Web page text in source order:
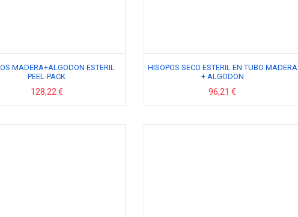
MADERA+ALGODON ESTERIL
PEEL-PACK
128,22 €
HISOPOS SECO ESTERIL EN TUBO MADERA
+ ALGODON
96,21 €